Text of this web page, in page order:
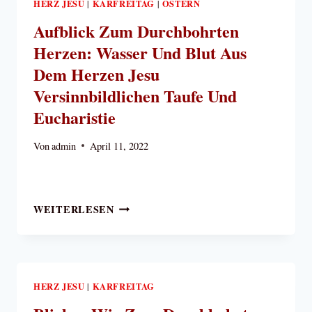
HERZ JESU | KARFREITAG | OSTERN
Aufblick Zum Durchbohrten
Herzen: Wasser Und Blut Aus
Dem Herzen Jesu
Versinnbildlichen Taufe Und
Eucharistie
Vonadmin April 11, 2022
WEITERLESENAUFBLICK
UND
HERZ JESU | KARFREITAG